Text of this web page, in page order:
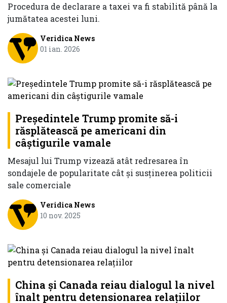
Procedura de declarare a taxei va fi stabilită până la
jumătatea acestei luni.
Veridica News
01 ian. 2026
Președintele Trump promite să-i
răsplătească pe americani din
câștigurile vamale
Mesajul lui Trump vizează atât redresarea în
sondajele de popularitate cât și susținerea politicii
sale comerciale
Veridica News
10 nov. 2025
China și Canada reiau dialogul la nivel
înalt pentru detensionarea relațiilor